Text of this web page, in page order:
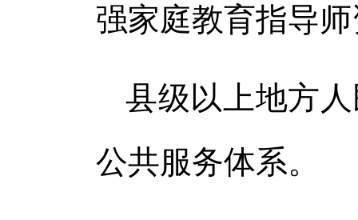
强家庭教育指导
县级以上地方
公共服务体系。